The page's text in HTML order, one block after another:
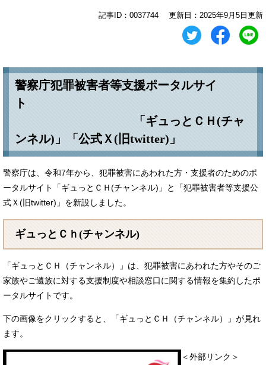
記事ID：0037744 更新日：2025年9月5日更新
警察庁犯罪被害者等支援ポータルサイ
ト
「ギュっとＣＨ(チャ
ンネル)」「公式Ｘ(旧twitter)」
警察庁は、令和7年から、犯罪被害にあわれた方・支援者のためのポ
ータルサイト「ギュっとＣＨ(チャンネル)」と「犯罪被害者等支援公
式Ｘ(旧twitter)」を新設しました。
ギュっとＣｈ(チャンネル)
「ギュっとＣＨ（チャンネル）」は、犯罪被害にあわれた方やそのご
家族やご遺族に対する支援制度や相談窓口に関する情報を集約したポ
ータルサイトです。
下の画像をクリックすると、「ギュっとＣＨ（チャンネル）」が見れ
ます。
＜外部リンク＞